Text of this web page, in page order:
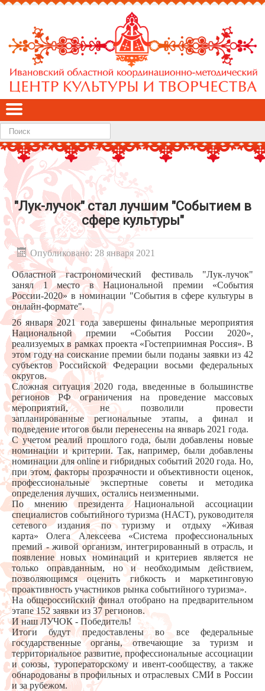
Найти
"Лук-лучок" стал лучшим "Событием в
сфере культуры"
Опубликовано: 28 января 2021
Областной гастрономический фестиваль "Лук-лучок"
занял 1 место в Национальной премии «События
России-2020» в номинации "События в сфере культуры в
онлайн-формате".
26 января 2021 года завершены финальные мероприятия
Национальной премии «События России 2020»,
реализуемых в рамках проекта «Гостеприимная Россия». В
этом году на соискание премии были поданы заявки из 42
субъектов Российской Федерации восьми федеральных
округов.
Сложная ситуация 2020 года, введенные в большинстве
регионов РФ ограничения на проведение массовых
мероприятий, не позволили провести
запланированные региональные этапы, а финал и
подведение итогов были перенесены на январь 2021 года.
С учетом реалий прошлого года, были добавлены новые
номинации и критерии. Так, например, были добавлены
номинации для online и гибридных событий 2020 года. Но,
при этом, факторы прозрачности и объективности оценок,
профессиональные экспертные советы и методика
определения лучших, остались неизменными.
По мнению президента Национальной ассоциации
специалистов событийного туризма (НАСТ), руководителя
сетевого издания по туризму и отдыху «Живая
карта» Олега Алексеева «Система профессиональных
премий - живой организм, интегрированный в отрасль, и
появление новых номинаций и критериев является не
только оправданным, но и необходимым действием,
позволяющимся оценить гибкость и маркетинговую
проактивность участников рынка событийного туризма».
На общероссийский финал отобрано на предварительном
этапе 152 заявки из 37 регионов.
И наш ЛУЧОК - Победитель!
Итоги будут предоставлены во все федеральные
государственные органы, отвечающие за туризм и
территориальное развитие, профессиональные ассоциации
и союзы, туроператорскому и ивент-сообществу, а также
обнародованы в профильных и отраслевых СМИ в России
и за рубежом.